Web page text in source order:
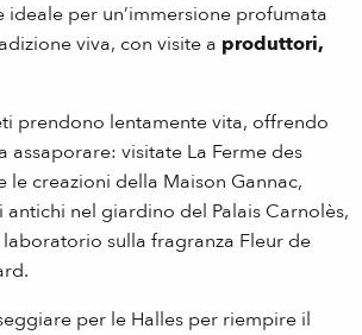
per un’immersione profumata
viva, con visite a produttori,
prendono lentamente vita, offrendo
assaporare: visitate La Ferme des
le creazioni della Maison Gannac,
nel giardino del Palais Carnolès,
sulla fragranza Fleur de
per le Halles per riempire il